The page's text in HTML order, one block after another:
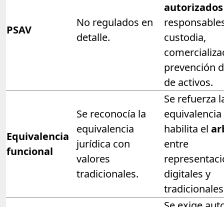
PSAV
No regulados en
detalle.
autorizados
custodia,
prevención
de activos.
Equivalencia
funcional
Se reconocía la
equivalencia
jurídica con
valores
tradicionales.
Se refuerza
equivalencia
habilita el
entre
digitales y